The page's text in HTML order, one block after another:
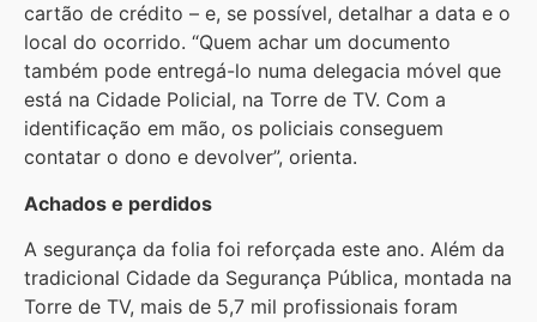
cartão de crédito – e, se possível, detalhar a data e o
local do ocorrido. “Quem achar um documento
também pode entregá-lo numa delegacia móvel que
está na Cidade Policial, na Torre de TV. Com a
identificação em mão, os policiais conseguem
contatar o dono e devolver”, orienta.
Achados e perdidos
A segurança da folia foi reforçada este ano. Além da
tradicional Cidade da Segurança Pública, montada na
Torre de TV, mais de 5,7 mil profissionais foram